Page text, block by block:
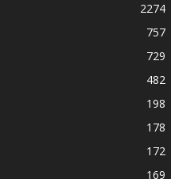
2274
757
729
482
198
178
172
169